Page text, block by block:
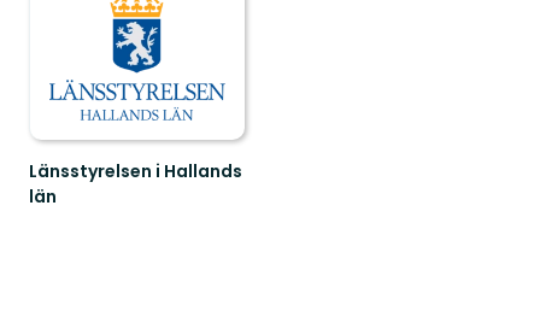
Länsstyrelsen i Hallands
län